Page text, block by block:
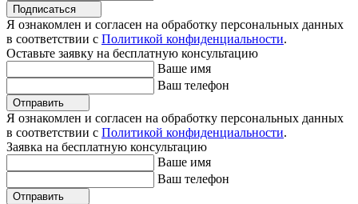
Подписаться
Я ознакомлен и согласен на обработку персональных данных
в соответствии с Политикой конфиденциальности.
Оставьте заявку на бесплатную консультацию
Ваше имя
Ваш телефон
Отправить
Я ознакомлен и согласен на обработку персональных данных
в соответствии с Политикой конфиденциальности.
Заявка на бесплатную консультацию
Ваше имя
Ваш телефон
Отправить